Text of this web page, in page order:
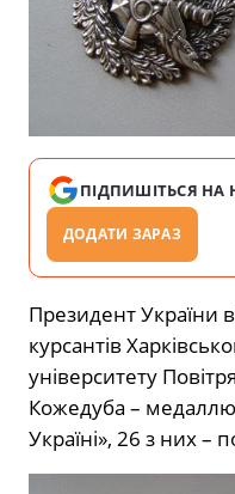
ПІДПИШІТЬСЯ НА
ДОДАТИ ЗАРАЗ
Президент України
курсантів
університету
Кожедуба – медаллю
Україні», 26 з них –